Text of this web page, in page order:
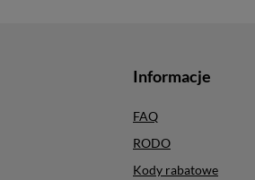
Informacje
FAQ
RODO
Kody rabatowe